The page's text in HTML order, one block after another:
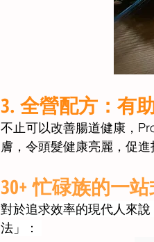
3. 全營配方：有
不止可以改善腸道健康，
膚，令頭髮健康亮麗，促
30+ 忙碌族的一
對於追求效率的現代人來說
法」：